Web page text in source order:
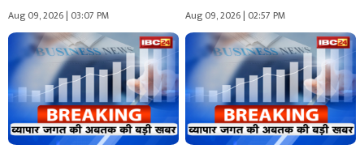
Aug 09, 2026 | 03:07 PM Aug 09, 2026 | 02:57 PM